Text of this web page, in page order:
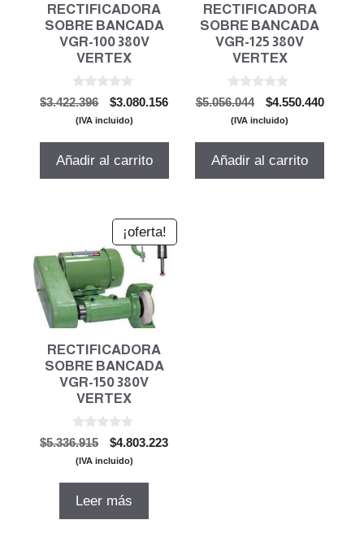
RECTIFICADORA
SOBRE BANCADA
VGR-100 380V
VERTEX
0
d
e
$3.422.396
El
precio
$3.080.156El
(IVA incluido)
Añadir al carrito
RECTIFICADORA
SOBRE BANCADA
VGR-125 380V
VERTEX
0
d
e
$5.056.044
El
precio
$4.550.440El
(IVA incluido)
Añadir al carrito
¡oferta!
RECTIFICADORA
SOBRE BANCADA
VGR-150 380V
VERTEX
0
d
e
$5.336.915
El
precio
era:
$4.803.223El
(IVA incluido)
Leer más